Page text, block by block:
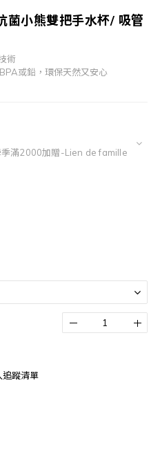
菌小熊雙把手水杯/ 吸管
術
或鉛，環保天然又安心
季滿2000加贈-Lien de famille
追蹤清單